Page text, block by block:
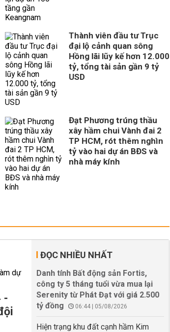
Thành viên đầu tư Trục
đại lộ cảnh quan sông
Hồng lãi lũy kế hơn 12.000
tỷ, tổng tài sản gần 9 tỷ
USD
Đạt Phương trúng thầu
xây hầm chui Vành đai 2
TP HCM, rót thêm nghìn
tỷ vào hai dự án BĐS và
nhà máy kính
-
ĐỌC NHIỀU NHẤT
Danh tính Bất động sản Fortis,
công ty 5 tháng tuổi vừa mua lại
Serenity từ Phát Đạt với giá 2.500
tỷ đồng
06:44 | 05/08/2026
Hiện trạng khu đất cạnh hầm Kim